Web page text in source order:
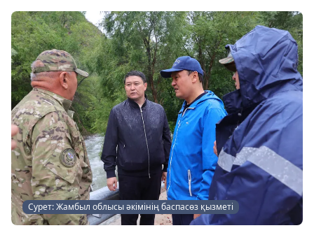
Сурет: Жамбыл облысы әкімінің баспасөз қызметі